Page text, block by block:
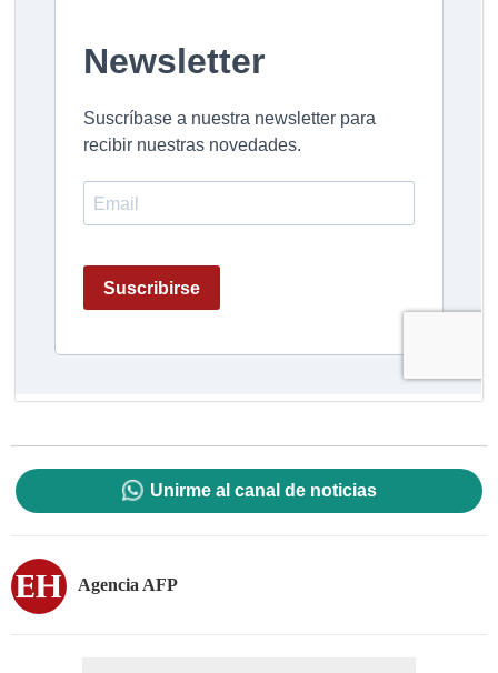
Unirme al canal de noticias
Agencia AFP